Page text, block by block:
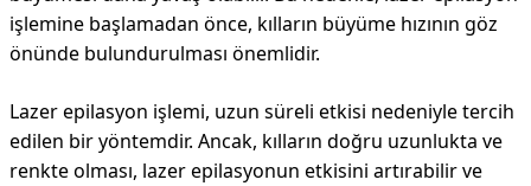
işlemine başlamadan önce, kılların büyüme hızının göz
önünde bulundurulması önemlidir.
Lazer epilasyon işlemi, uzun süreli etkisi nedeniyle tercih
edilen bir yöntemdir. Ancak, kılların doğru uzunlukta ve
renkte olması, lazer epilasyonun etkisini artırabilir ve